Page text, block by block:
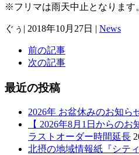
※フリマは雨天中止となります
ぐぅ | 2018年10月27日 | News
前の記事
次の記事
最近の投稿
2026年 お盆休みのお知ら
【 2026年8月1日からの
ラストオーダー時間延長
北摂の地域情報紙『シテ